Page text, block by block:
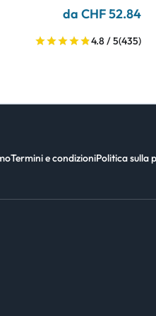
da CHF 52.84
4.8 / 5(435)
Termini e condizioniPolitica sulla